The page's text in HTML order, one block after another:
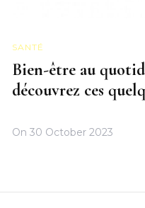
SANTÉ
Bien-être au
découvrez ces
On 30 October 2023